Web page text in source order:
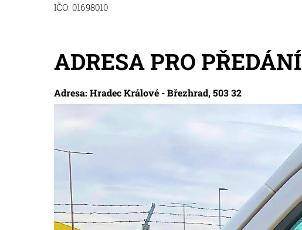
IČO: 01698010
ADRESA PRO
Adresa: Hradec Králové - Březhrad, 503 32